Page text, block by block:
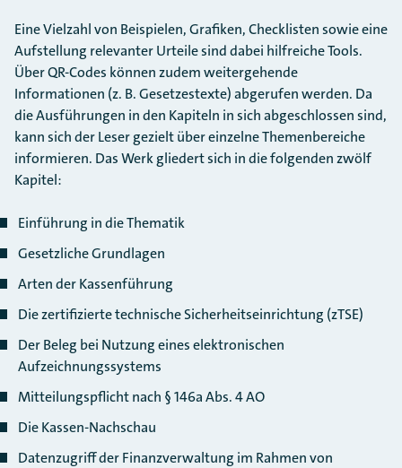
Eine Vielzahl von Beispielen, Grafiken, Checklisten sowie eine
Aufstellung relevanter Urteile sind dabei hilfreiche Tools.
Über QR-Codes können zudem weitergehende
Informationen (z. B. Gesetzestexte) abgerufen werden. Da
die Ausführungen in den Kapiteln in sich abgeschlossen sind,
kann sich der Leser gezielt über einzelne Themenbereiche
informieren. Das Werk gliedert sich in die folgenden zwölf
Kapitel:
Einführung in die Thematik
Gesetzliche Grundlagen
Arten der Kassenführung
Die zertifizierte technische Sicherheitseinrichtung (zTSE)
Der Beleg bei Nutzung eines elektronischen
Aufzeichnungssystems
Mitteilungspflicht nach § 146a Abs. 4 AO
Die Kassen-Nachschau
Datenzugriff der Finanzverwaltung im Rahmen von